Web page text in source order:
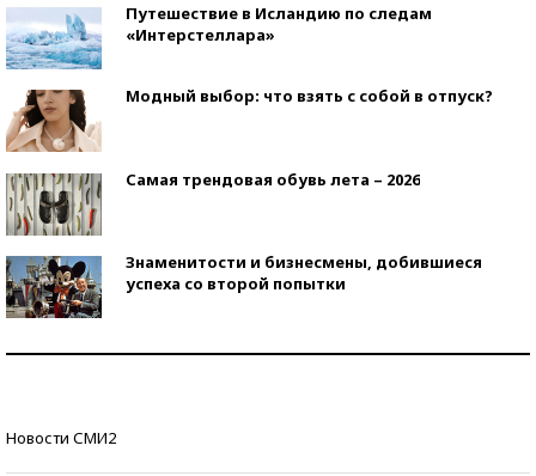
Путешествие в Исландию по следам
«Интерстеллара»
Модный выбор: что взять с собой в отпуск?
Самая трендовая обувь лета – 2026
Знаменитости и бизнесмены, добившиеся
успеха со второй попытки
Новости СМИ2